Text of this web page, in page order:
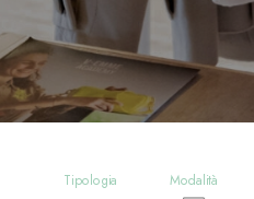
Tipologia Modalità